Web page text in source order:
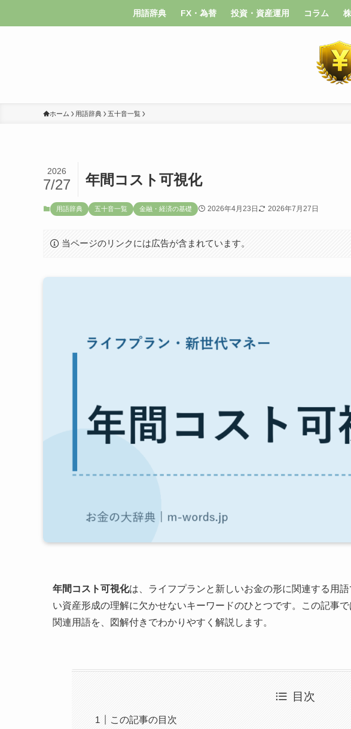
用語辞典 FX・為替 投資・資産運用 コラム
ホーム 用語辞典 五十音一覧
年間コスト可視化
2026
7/27
用語辞典 五十音一覧 金融・経済の基礎 2026年4月23日 2026年7月27日
当ページのリンクには広告が含まれています。
年間コスト可視化は、ライフプランと新しいお金の形に関連する用
い資産形成の理解に欠かせないキーワードのひとつです。この記事
関連用語を、図解付きでわかりやすく解説します。
目次
この記事の目次